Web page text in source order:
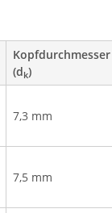
Kopfdurchmesser
(dk)
7,3 mm
7,5 mm